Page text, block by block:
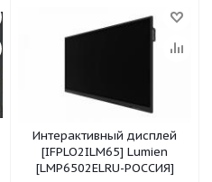
Интерактивный дисплей
[IFPLO2ILM65] Lumien
[LMP6502ELRU-РОССИЯ]